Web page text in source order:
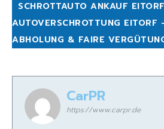
SCHROTTAUTO ANKAUF
AUTOVERSCHROTTUNG EITORF
ABHOLUNG & FAIRE
CarPR
https://www.carpr.de